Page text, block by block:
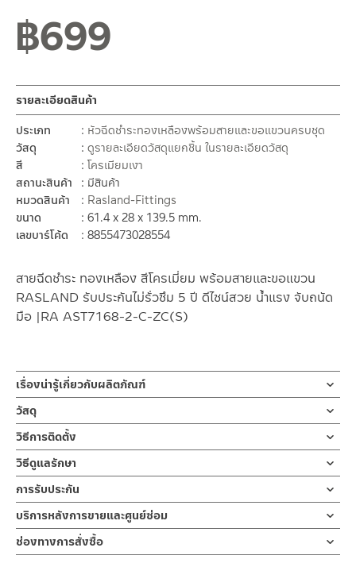
฿699
สายฉีดชำระ ทองเหลือง สีโครเมี่ยม พร้อมสายและขอแขวน
RASLAND รับประกันไม่รั่วซึม 5 ปี ดีไซน์สวย น้ำแรง จับถนัด
มือ |RA AST7168-2-C-ZC(S)
รายละเอียดสินค้า
ประเภท
หัวฉีดชำระทองเหลืองพร้อมสายและขอแขวนครบชุด
วัสดุ
ดูรายละเอียดวัสดุแยกชิ้น ในรายละเอียดวัสดุ
สี
โครเมียมเงา
สถานะสินค้า
มีสินค้า
หมวดสินค้า
Rasland-Fittings
ขนาด
61.4 x 28 x 139.5 mm.
เลขบาร์โค้ด
8855473028554
เรื่องน่ารู้เกี่ยวกับผลิตภัณฑ์
ชุดสายฉีดชำระ สเปรย์ฉีดชำระ หัวสเปรย์ออกแบบเป็น สีโครเมี่ยม ตัว
ด้ามจับออกแบบเป็น สีขาว หัวสเปรย์ผลิตจากทองเหลืองชุบสีโครเมี่
ยม ไม่ขึ้นสนิม มาพร้อมสายฝักบัวยาว 120 ซม. ด้านนอกหุ้มด้วยส
แตนเลส ข้อของสายผลิตจากทองเหลือง หัวฉีดชำระสามารถหมุนปาก
กรองออกมาล้างได้ มาพร้อมขอแขวนกำแพง
สายฉีดชำระ สเปรย์ฉีดชำระ ผลิตจากทองเหลืองชุบสีโครเมี่ยม ทนทาน
เมื่อตกพื้น ต้านการการกัดกร่อน และไม่ขึ้นสนิม หัวฉีดออกแบบให้น้ำ
ออกมาในลักษณะนุ่มนวลเป็นสเปรย์ตรง สายของสายฉีดทนแรงดันน้ำ
ออกแบบให้เป็นรูปแบบย้อนยุค ทำให้ห้องน้ำมีความโดเด่น หรูหรา
วัสดุ
เฉพาะหัวฉีดชำระ
ผลิตจากทองเหลือง
สายฝักบัวขนาด 120 ซม.
ผลิตจากสแตนเลส ข้อต่อของสายผลิตจากทองเหลือง
ขอแขวน
ผลิตจากทองเหลือง
วิธีการติดตั้ง
ข้อแนะนำในการติดตั้ง
ฝักบัว และ ชุดสายฉีดชำระ
สำหรับการติดตั้งใหม่ ให้ไล่ฝุ่น เศษทราย เศษท่อ ออกจากท่อน้ำก่อนติด
ตั้งสินค้า โดยปล่อยน้ำให้ไหลออกจากท่อนาน 1 นาที เพื่อให้แรงน้ำพัด
พาเศษละอองต่างๆ ออกจากท่อน้ำ มิเช่นนั้นสิ่งสกปรกจะเข้าไปภายใน
สินค้าและสร้างความเสียหายได้ หากตรวจพบเศษละอองต่างๆในสินค้า
จะไม่อยู่ในเงื่อนไขการรับประกัน
วิธีดูแลรักษา
คำแนะนำในการดูแลรักษาผลิตภัณฑ์
1. ไม่ทำสินค้าให้เกิดความเสียหายอื่น ๆ นอกจากการใช้งานปกติ เช่นไม่
ทำตก ไม่งัดหรือโยกสินค้าแรงๆ
2. ทำความสะอาดสินค้าโดยการใช้ผ้านุ่มๆชุบน้ำหมาดๆแล้วเช็ดให้แห้ง
3. ห้ามใช้สารเคมีที่มีฤทธิ์เป็นกรด ในการทำความสะอาด เนื่องจากผิว
การรับประกัน
รับประกันหัวฉีดชำระ ไม่รั่วซึม 5 ปี
บริการหลังการขายและศูนย์ซ่อม
ช่องทางออนไลน์
– Email: contact@charnpaiboon.com
ช่องทางการสั่งซื้อ